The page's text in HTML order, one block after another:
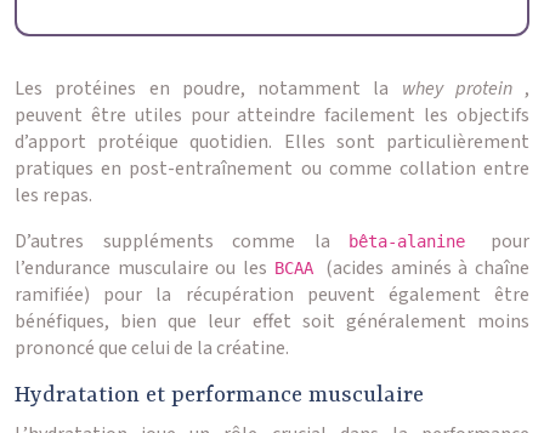
Les protéines en poudre, notamment la whey protein ,
peuvent être utiles pour atteindre facilement les objectifs
d’apport protéique quotidien. Elles sont particulièrement
pratiques en post-entraînement ou comme collation entre
les repas.
D’autres suppléments comme la
bêta-alanine pour
l’endurance musculaire ou les BCAA (acides aminés à chaîne
ramifiée) pour la récupération peuvent également être
bénéfiques, bien que leur effet soit généralement moins
prononcé que celui de la créatine.
Hydratation et performance musculaire